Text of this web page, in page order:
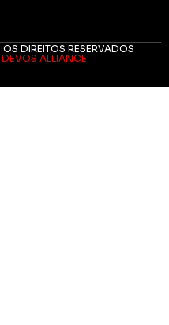
DIREITOS RESERVADOS
DEVOS ALLIANCE